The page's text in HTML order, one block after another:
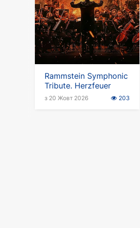
Rammstein Symphonic
Tribute. Herzfeuer
з 20 Жовт 2026 203